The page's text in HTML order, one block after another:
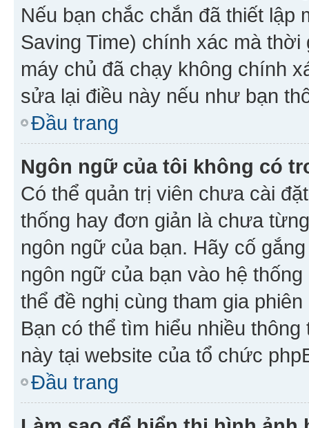
Nếu bạn chắc chắn đã thiết lập
Saving Time) chính xác mà
máy chủ đã chạy không chính
sửa lại điều này nếu như bạn
Đầu trang
Ngôn ngữ của tôi không có
Có thể quản trị viên chưa cài
thống hay đơn giản là chưa
ngôn ngữ của bạn. Hãy cố
ngôn ngữ của bạn vào hệ
thể đề nghị cùng tham gia
Bạn có thể tìm hiểu nhiều
này tại website của tổ chức
Đầu trang